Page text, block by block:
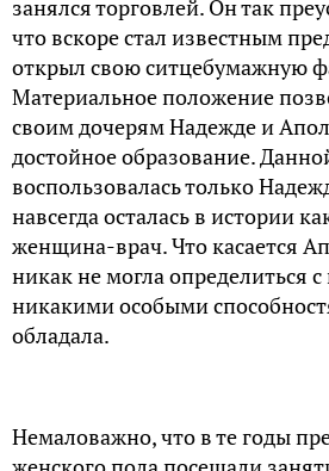
занялся торговлей. Он так
что вскоре стал известным
открыл свою ситцебумажную
Материальное положение
своим дочерям Надежде и
достойное образование.
воспользовалась только
навсегда осталась в истории
женщина-врач. Что касается
никак не могла определиться
никакими особыми
обладала.
Немаловажно, что в те годы